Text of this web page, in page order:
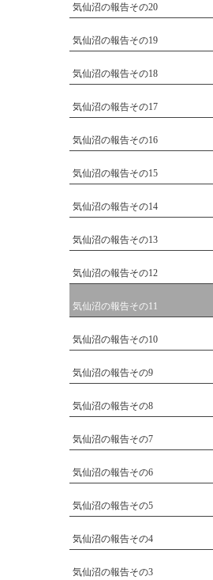
気仙沼の報告その20
気仙沼の報告その19
気仙沼の報告その18
気仙沼の報告その17
気仙沼の報告その16
気仙沼の報告その15
気仙沼の報告その14
気仙沼の報告その13
気仙沼の報告その12
気仙沼の報告その11
気仙沼の報告その10
気仙沼の報告その9
気仙沼の報告その8
気仙沼の報告その7
気仙沼の報告その6
気仙沼の報告その5
気仙沼の報告その4
気仙沼の報告その3